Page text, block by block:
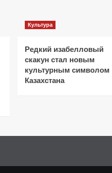
Культура
Редкий изабелловый
скакун стал новым
культурным символом
Казахстана